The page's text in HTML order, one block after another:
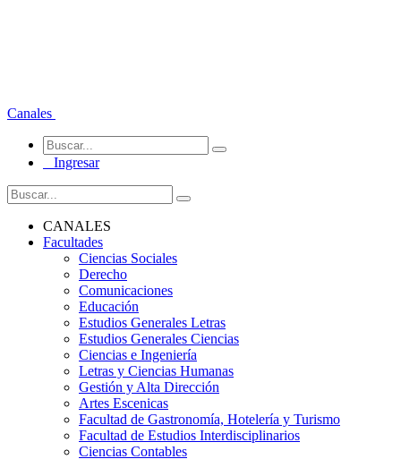
Canales
Ingresar
CANALES
Facultades
Ciencias Sociales
Derecho
Comunicaciones
Educación
Estudios Generales Letras
Estudios Generales Ciencias
Ciencias e Ingeniería
Letras y Ciencias Humanas
Gestión y Alta Dirección
Artes Escenicas
Facultad de Gastronomía, Hotelería y Turismo
Facultad de Estudios Interdisciplinarios
Ciencias Contables